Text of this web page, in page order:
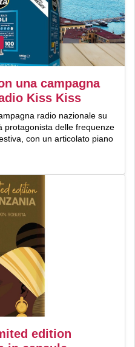
una campagna
Kiss Kiss
radio nazionale su
protagonista delle frequenze
con un articolato piano
edition